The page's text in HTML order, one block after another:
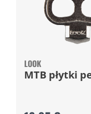
LOOK
MTB płytki